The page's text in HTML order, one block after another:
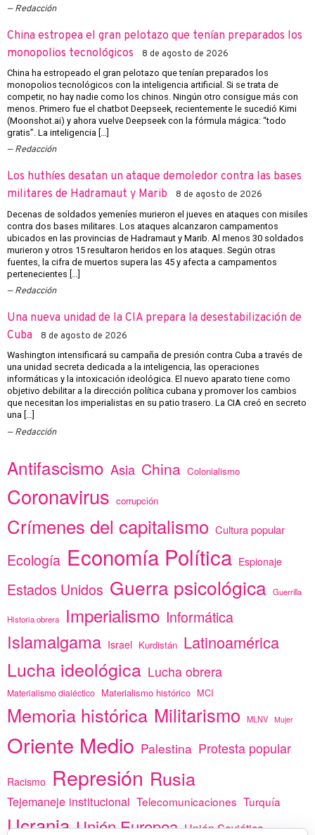
Redacción
China estropea el gran pelotazo que tenían preparados los
monopolios tecnológicos
8 de agosto de 2026
China ha estropeado el gran pelotazo que tenían preparados los
monopolios tecnológicos con la inteligencia artificial. Si se trata de
competir, no hay nadie como los chinos. Ningún otro consigue más con
menos. Primero fue el chatbot Deepseek, recientemente le sucedió Kimi
(Moonshot.ai) y ahora vuelve Deepseek con la fórmula mágica: “todo
gratis”. La inteligencia […]
Redacción
Los huthíes desatan un ataque demoledor contra las bases
militares de Hadramaut y Marib
8 de agosto de 2026
Decenas de soldados yemeníes murieron el jueves en ataques con misiles
contra dos bases militares. Los ataques alcanzaron campamentos
ubicados en las provincias de Hadramaut y Marib. Al menos 30 soldados
murieron y otros 15 resultaron heridos en los ataques. Según otras
fuentes, la cifra de muertos supera las 45 y afecta a campamentos
pertenecientes […]
Redacción
Una nueva unidad de la CIA prepara la desestabilización de
Cuba
8 de agosto de 2026
Washington intensificará su campaña de presión contra Cuba a través de
una unidad secreta dedicada a la inteligencia, las operaciones
informáticas y la intoxicación ideológica. El nuevo aparato tiene como
objetivo debilitar a la dirección política cubana y promover los cambios
que necesitan los imperialistas en su patio trasero. La CIA creó en secreto
una […]
Redacción
Antifascismo Asia China Colonialismo
Coronavirus corrupción
Crímenes del capitalismo Cultura popular
Ecología Economía Política Espionaje
Estados Unidos Guerra psicológica Guerrilla
Historia obrera Imperialismo Informática
Islamalgama Israel Kurdistán Latinoamérica
Lucha ideológica Lucha obrera
Materialismo dialéctico Materialismo histórico MCI
Memoria histórica Militarismo MLNV Mujer
Oriente Medio Palestina Protesta popular
Racismo Represión Rusia
Tejemaneje institucional Telecomunicaciones Turquía
Ucrania Unión Europea Unión Soviética